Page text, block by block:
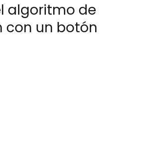
algoritmo de
con un botón